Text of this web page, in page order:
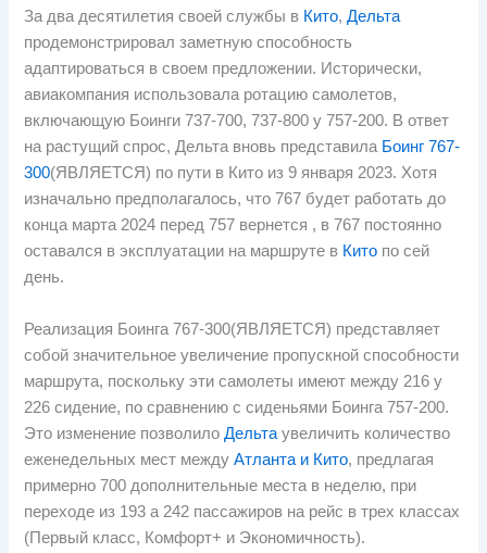
За два десятилетия своей службы в Кито,Дельта
продемонстрировал заметную способность
адаптироваться в своем предложении. Исторически,
авиакомпания использовала ротацию самолетов,
включающую Боинги 737-700, 737-800 у 757-200. В ответ
на растущий спрос, Дельта вновь представила Боинг 767-
300(ЯВЛЯЕТСЯ) по пути в Кито из 9 января 2023. Хотя
изначально предполагалось, что 767 будет работать до
конца марта 2024 перед 757 вернется , в 767 постоянно
оставался в эксплуатации на маршруте в Кито по сей
день.
Реализация Боинга 767-300(ЯВЛЯЕТСЯ) представляет
собой значительное увеличение пропускной способности
маршрута, поскольку эти самолеты имеют между 216 у
226 сидение, по сравнению с сиденьями Боинга 757-200.
Это изменение позволилоДельта увеличить количество
еженедельных мест междуАтланта и Кито, предлагая
примерно 700 дополнительные места в неделю, при
переходе из 193 а 242 пассажиров на рейс в трех классах
(Первый класс, Комфорт+ и Экономичность).